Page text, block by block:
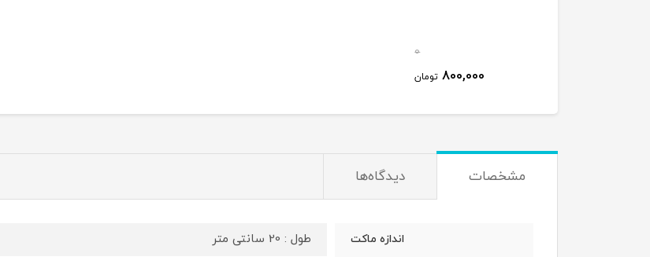
0
800,000 تومان
مشخصات دیدگاه‌ها
اندازه ماکت طول : 20 سانتی متر